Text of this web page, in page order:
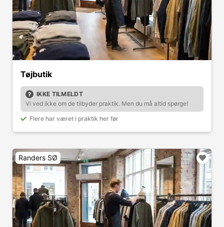
Tøjbutik
IKKE TILMELDT
Vi ved ikke om de tilbyder praktik. Men du må altid spørge!
Flere har været i praktik her før
Randers SØ